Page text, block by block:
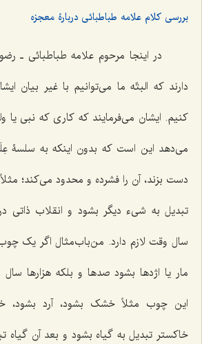
بررسی کلام علامه طباطبائی دربارۀ معجزه
در اینجا مرحوم علامه طباطبائی ـ
دارند که البتّه ما می‌توانیم با غیر بیان
کنیم. ایشان می‌فرمایند که کاری که نبی یا
می‌دهد این است که بدون اینکه به سلسۀ
دست بزند، آن را فشرده و محدود می‌کند؛
تبدیل به شیء دیگر بشود و انقلاب ذاتی
سال وقت لازم دارد. من‌باب‌مثال اگر یک
مار یا اژدها بشود صدها و بلکه هزارها سال
این چوب مثلاً خشک بشود، آرد بشود،
خاکستر تبدیل به گیاه بشود و بعد آن گیاه